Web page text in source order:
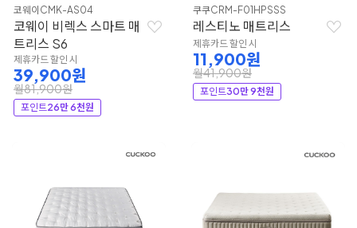
코웨이 CMK-AS04
코웨이 비렉스 스마트 매
트리스 S6
제휴카드 할인 시
39,900원
월81,900원
포인트26만 6천원
쿠쿠CRM-F01HPSSS
레스티노 매트리스
제휴카드 할인 시
11,900원
월41,900원
포인트30만 9천원